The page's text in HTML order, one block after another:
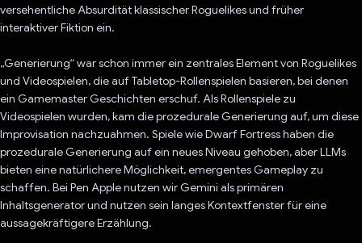
versehentliche Absurdität klassischer Roguelikes und früher
interaktiver Fiktion ein.
„Generierung“ war schon immer ein zentrales Element von Roguelikes
und Videospielen, die auf Tabletop-Rollenspielen basieren, bei denen
ein Gamemaster Geschichten erschuf. Als Rollenspiele zu
Videospielen wurden, kam die prozedurale Generierung auf, um diese
Improvisation nachzuahmen. Spiele wie Dwarf Fortress haben die
prozedurale Generierung auf ein neues Niveau gehoben, aber LLMs
bieten eine natürlichere Möglichkeit, emergentes Gameplay zu
schaffen. Bei Pen Apple nutzen wir Gemini als primären
Inhaltsgenerator und nutzen sein langes Kontextfenster für eine
aussagekräftigere Erzählung.